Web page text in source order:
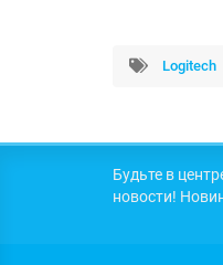
Logitech
Будьте в
новости!